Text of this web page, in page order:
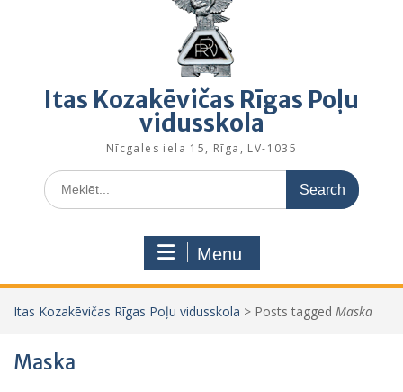
Itas Kozakēvičas Rīgas Poļu
vidusskola
Nīcgales iela 15, Rīga, LV-1035
Search
for:
Menu
Itas Kozakēvičas Rīgas Poļu vidusskola > Posts tagged Maska
Maska